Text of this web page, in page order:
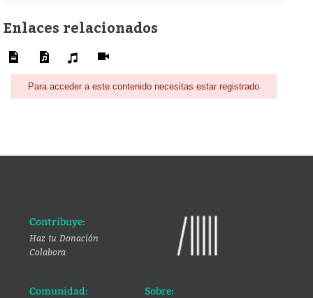
Enlaces relacionados
Para acceder a este contenido necesitas estar registrado
Contribuye:
Haz tu Donación
Colabora
Comunidad: Sobre: